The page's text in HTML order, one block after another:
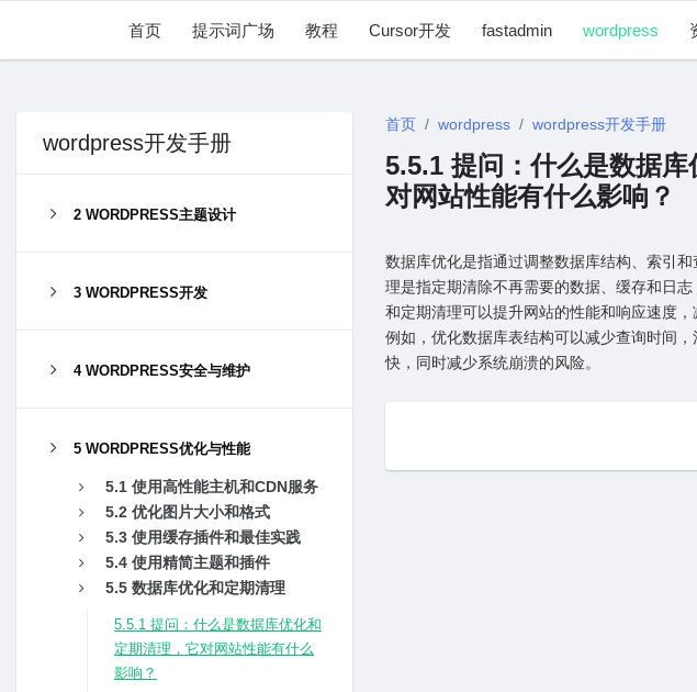
首页 提示词广场 教程 Cursor开发 fastadmin wordpress
wordpress开发手册
2 WORDPRESS主题设计
3 WORDPRESS开发
4 WORDPRESS安全与维护
5 WORDPRESS优化与性能
5.1 使⽤⾼性能主机和CDN服务
5.2 优化图⽚⼤⼩和格式
5.3 使⽤缓存插件和最佳实践
5.4 使⽤精简主题和插件
5.5 数据库优化和定期清理
5.5.1 提问：什么是数据库优化和
定期清理，它对⽹站性能有什么
影响？
首页 wordpress wordpress开发手册
5.5.1 提问：什么是数据
对⽹站性能有什么影响？
数据库优化是指通过调整数据库结构、索引
理是指定期清除不再需要的数据、缓存和⽇
和定期清理可以提升⽹站的性能和响应速度
例如，优化数据库表结构可以减少查询时间
快，同时减少系统崩溃的风险。